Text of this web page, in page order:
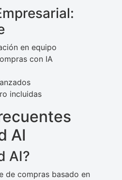
en equipo
con IA
incluidas
AI
AI?
de compras basado en